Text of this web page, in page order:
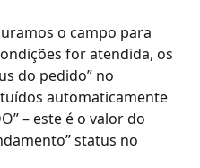
o campo para
for atendida, os
do pedido” no
automaticamente
– este é o valor do
status no